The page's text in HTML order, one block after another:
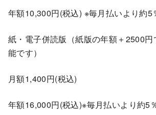
年額10,300円(税込) ※毎月払いより約5
紙・電子併読版（紙版の年額＋2500
能です）
月額1,400円(税込)
年額16,000円(税込)※毎月払いより約5